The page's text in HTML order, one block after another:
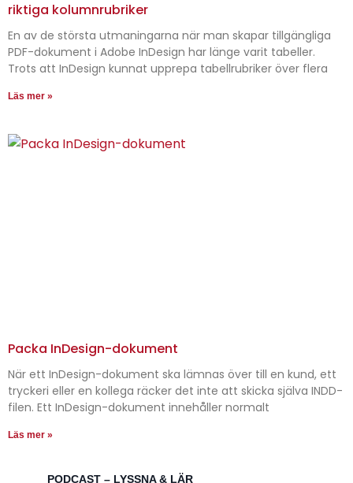
PODCAST – LYSSNA & LÄR
riktiga kolumnrubriker
En av de största utmaningarna när man skapar tillgängliga
PDF-dokument i Adobe InDesign har länge varit tabeller.
Trots att InDesign kunnat upprepa tabellrubriker över flera
Läs mer »
Packa InDesign-dokument
När ett InDesign-dokument ska lämnas över till en kund, ett
tryckeri eller en kollega räcker det inte att skicka själva INDD-
filen. Ett InDesign-dokument innehåller normalt
Läs mer »